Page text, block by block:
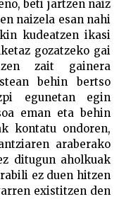
beti jartzen naiz
naizela esan nahi
kudeatzen ikasi
gozatzeko gai
zait gainera
behin bertso
egunetan egin
eman eta behin
kontatu ondoren,
araberako
ditugun aholkuak
ez duen hitzen
existitzen den